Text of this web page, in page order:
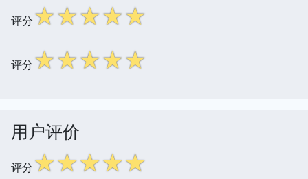
评分☆☆☆☆☆
评分☆☆☆☆☆
用户评价
评分☆☆☆☆☆